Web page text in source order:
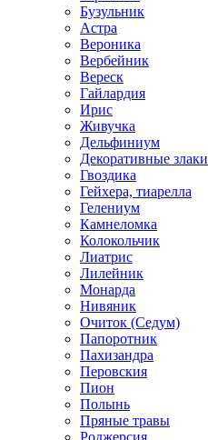
Бузульник
Астра
Вероника
Вербейник
Вереск
Гайлардия
Ирис
Живучка
Дельфиниум
Декоративные злаки
Гвоздика
Гейхера, тиарелла
Гелениум
Камнеломка
Колокольчик
Лиатрис
Лилейник
Монарда
Нивяник
Очиток (Седум)
Папоротник
Пахизандра
Перовския
Пион
Полынь
Пряные травы
Роджерсия